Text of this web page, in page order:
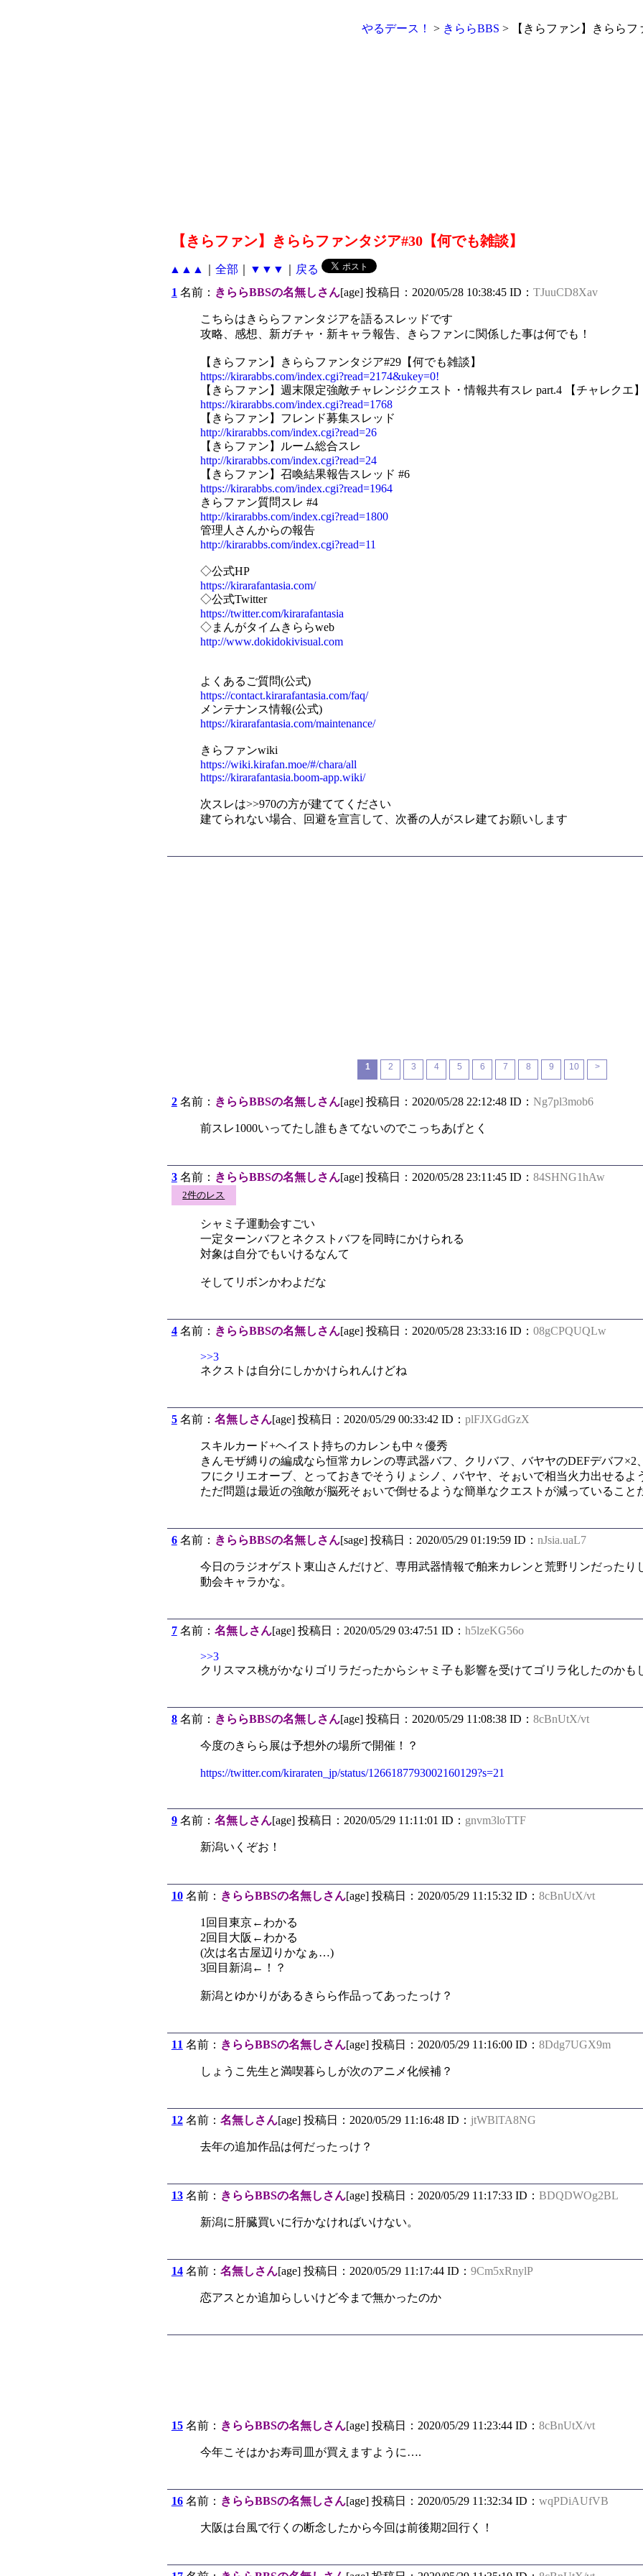
やるデース！ > きららBBS > 【きらファン】きららフ
【きらファン】きららファンタジア#30【何でも雑談】
▲▲▲ 全部 ▼▼▼
戻る
1 名前： きららBBSの名無しさん[age] 投稿日：2020/05/28 10:38:45 ID： TJuuCD8Xav
こちらはきららファンタジアを語るスレッドです
攻略、感想、新ガチャ・新キャラ報告、きらファンに関係した事は何でも！
【きらファン】きららファンタジア#29【何でも雑談】
https://kirarabbs.com/index.cgi?read=2174&ukey=0!
【きらファン】週末限定強敵チャレンジクエスト・情報共有スレ part.4 【チャレクエ
https://kirarabbs.com/index.cgi?read=1768
【きらファン】フレンド募集スレッド
http://kirarabbs.com/index.cgi?read=26
【きらファン】ルーム総合スレ
http://kirarabbs.com/index.cgi?read=24
【きらファン】召喚結果報告スレッド #6
https://kirarabbs.com/index.cgi?read=1964
きらファン質問スレ #4
http://kirarabbs.com/index.cgi?read=1800
管理人さんからの報告
http://kirarabbs.com/index.cgi?read=11
◇公式HP
https://kirarafantasia.com/
◇公式Twitter
https://twitter.com/kirarafantasia
◇まんがタイムきららweb
http://www.dokidokivisual.com
よくあるご質問(公式)
https://contact.kirarafantasia.com/faq/
メンテナンス情報(公式)
https://kirarafantasia.com/maintenance/
きらファンwiki
https://wiki.kirafan.moe/#/chara/all
https://kirarafantasia.boom-app.wiki/
次スレは>>970の方が建ててください
建てられない場合、回避を宣言して、次番の人がスレ建てお願いします
1 2 3 4 5 6 7 8 9 10 >
2名前： きららBBSの名無しさん[age] 投稿日：2020/05/28 22:12:48 ID： Ng7pl3mob6
前スレ1000いってたし誰もきてないのでこっちあげとく
3名前： きららBBSの名無しさん[age] 投稿日：2020/05/28 23:11:45 ID： 84SHNG1hAw
2件のレス
シャミ子運動会すごい
一定ターンバフとネクストバフを同時にかけられる
対象は自分でもいけるなんて
そしてリボンかわよだな
4名前： きららBBSの名無しさん[age] 投稿日：2020/05/28 23:33:16 ID： 08gCPQUQLw
>>3
ネクストは自分にしかかけられんけどね
5名前： 名無しさん[age] 投稿日：2020/05/29 00:33:42 ID： plFJXGdGzX
スキルカード+ヘイスト持ちのカレンも中々優秀
きんモザ縛りの編成なら恒常カレンの専武器バフ、クリバフ、バヤヤのDEFデバフ×2
フにクリエオーブ、とっておきでそうりょシノ、バヤヤ、そぉいで相当火力出せるよ
ただ問題は最近の強敵が脳死そぉいで倒せるような簡単なクエストが減っていること
6名前： きららBBSの名無しさん[sage] 投稿日：2020/05/29 01:19:59 ID： nJsia.uaL7
今日のラジオゲスト東山さんだけど、専用武器情報で舶来カレンと荒野リンだったり
動会キャラかな。
7名前： 名無しさん[age] 投稿日：2020/05/29 03:47:51 ID： h5lzeKG56o
>>3
クリスマス桃がかなりゴリラだったからシャミ子も影響を受けてゴリラ化したのかも
8名前： きららBBSの名無しさん[age] 投稿日：2020/05/29 11:08:38 ID： 8cBnUtX/vt
今度のきらら展は予想外の場所で開催！？
https://twitter.com/kiraraten_jp/status/1266187793002160129?s=21
9名前： 名無しさん[age] 投稿日：2020/05/29 11:11:01 ID： gnvm3loTTF
新潟いくぞお！
10名前： きららBBSの名無しさん[age] 投稿日：2020/05/29 11:15:32 ID： 8cBnUtX/vt
1回目東京←わかる
2回目大阪←わかる
(次は名古屋辺りかなぁ…)
3回目新潟←！？
新潟とゆかりがあるきらら作品ってあったっけ？
11 名前： きららBBSの名無しさん[age] 投稿日：2020/05/29 11:16:00 ID： 8Ddg7UGX9m
しょうこ先生と満喫暮らしが次のアニメ化候補？
12名前： 名無しさん[age] 投稿日：2020/05/29 11:16:48 ID： jtWBlTA8NG
去年の追加作品は何だったっけ？
13名前： きららBBSの名無しさん[age] 投稿日：2020/05/29 11:17:33 ID： BDQDWOg2BL
新潟に肝臓買いに行かなければいけない。
14名前： 名無しさん[age] 投稿日：2020/05/29 11:17:44 ID： 9Cm5xRnylP
恋アスとか追加らしいけど今まで無かったのか
15名前： きららBBSの名無しさん[age] 投稿日：2020/05/29 11:23:44 ID： 8cBnUtX/vt
今年こそはかお寿司皿が買えますように….
16名前： きららBBSの名無しさん[age] 投稿日：2020/05/29 11:32:34 ID： wqPDiAUfVB
大阪は台風で行くの断念したから今回は前後期2回行く！